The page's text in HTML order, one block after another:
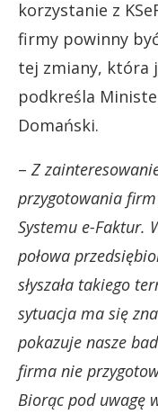
korzystanie z
firmy powinny
tej zmiany, która
podkreśla
Domański.
– Z
przygotowania
Systemu e-Faktur.
połowa
słyszała takiego
sytuacja ma się
pokazuje nasze
firma nie
Biorąc pod uwagę